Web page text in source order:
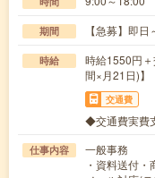
期間 【急募】即日
時給
時給1550円
間×月21日)】
交通費
◆交通費実費
仕事内容
一般事務
・資料送付